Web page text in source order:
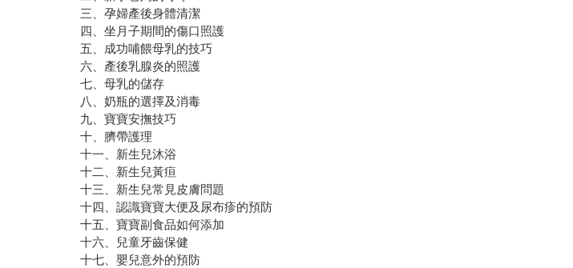
三、孕婦產後身體清潔
四、坐月子期間的傷口照護
五、成功哺餵母乳的技巧
六、產後乳腺炎的照護
七、母乳的儲存
八、奶瓶的選擇及消毒
九、寶寶安撫技巧
十、臍帶護理
十一、新生兒沐浴
十二、新生兒黃疸
十三、新生兒常見皮膚問題
十四、認識寶寶大便及尿布疹的預防
十五、寶寶副食品如何添加
十六、兒童牙齒保健
十七、嬰兒意外的預防